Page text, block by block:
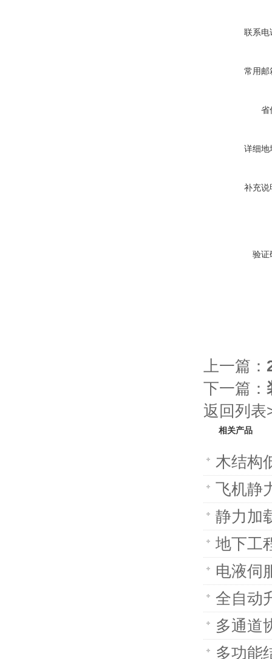
联系电
常用邮
省
详细地
补充说
验证
上一篇：
下一篇：
返回列表
相关产品
木结构
飞机静
静力加
地下工
电液伺
全自动
多通道
多功能